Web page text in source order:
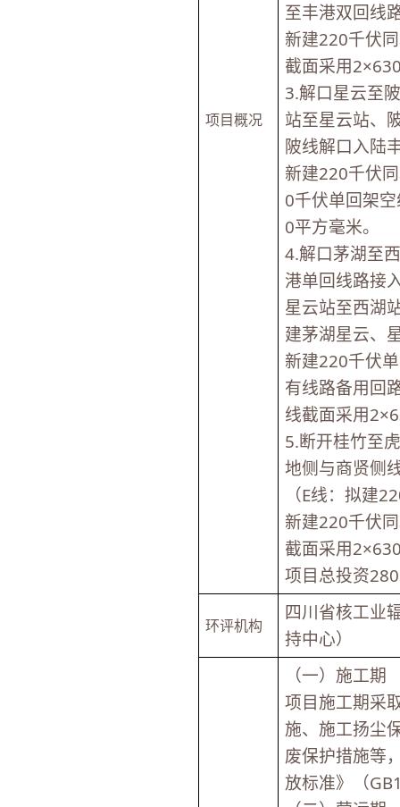
项目概况
至丰港双回线
新建220千伏
截面采用
3.解口星云至
站至星云站、
陂线解口入陆
新建220千伏
0千伏单回架
0平方毫米。
4.解口茅湖至
港单回线路接
星云站至西湖
建茅湖星云、
新建220千伏
有线路备用回
线截面采用
5.断开桂竹至
地侧与商贤侧
（E线：拟建
新建220千伏
截面采用
项目总投资
环评机构
四川省核工业
持中心）
（一）施工期
项目施工期采
施、施工扬尘
废保护措施等
放标准》（